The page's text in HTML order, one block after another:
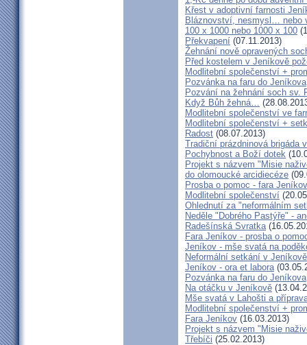
Křest v adoptivní farnosti
Bláznovství, nesmysl… nebo
100 x 1000 nebo 1000 x 100
Překvapení (07.11.2013)
Žehnání nově opravených
Před kostelem v Jeníkově
Modlitební společenství +
Pozvánka na faru do Jeníkova
Pozvání na žehnání soch sv.
Když Bůh žehná…
Modlitební společenství ve
Modlitební společenství +
Radost (08.07.2013)
Tradiční prázdninová brigáda
Pochybnost a Boží dotek
Projekt s názvem "Misie
do olomoucké arcidiecéze
Prosba o pomoc - fara Jeníkov
Modlitební společenství
Ohlednutí za "neformálním
Neděle "Dobrého Pastýře" -
Radešínská Svratka
Fara Jeníkov - prosba o
Jeníkov - mše svatá na
Neformální setkání v
Jeníkov - ora et labora
Pozvánka na faru do Jeníkova
Na otáčku v Jeníkově
Mše svatá v Lahošti a
Modlitební společenství +
Fara Jeníkov (16.03.2013)
Projekt s názvem "Misie
Třebíči (25.02.2013)